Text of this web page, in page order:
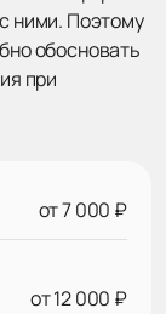
ними. Поэтому
обосновать
при
от 7 000 ₽
от 12 000 ₽